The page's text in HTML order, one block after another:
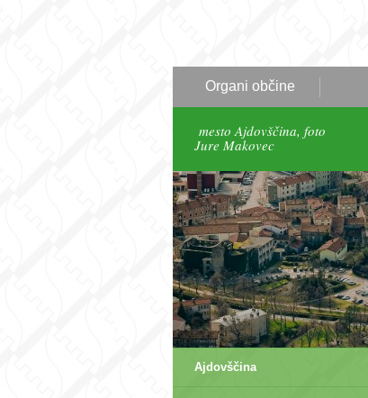
Organi občine
mesto Ajdovščina, foto
Jure Makovec
Ajdovščina